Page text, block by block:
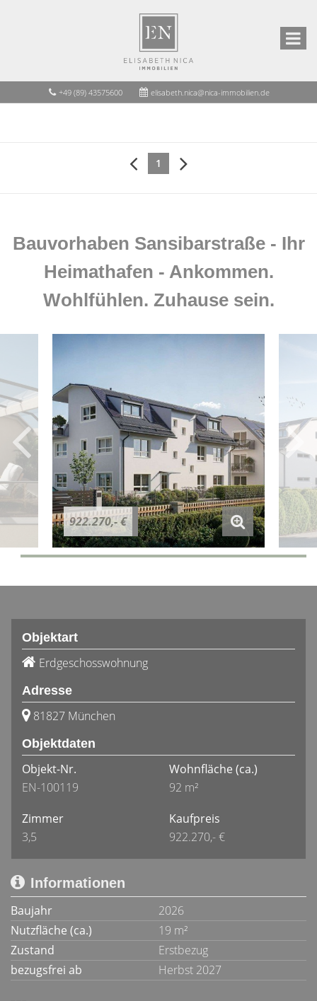
+49 (89) 43575600 elisabeth.nica@nica-immobilien.de
1
Bauvorhaben Sansibarstraße - Ihr
Heimathafen - Ankommen.
Wohlfühlen. Zuhause sein.
922.270,- €
Objektart
Erdgeschosswohnung
Adresse
81827 München
Objektdaten
Objekt-Nr.
EN-100119
Wohnfläche (ca.)
92 m²
Zimmer
3,5
Kaufpreis
922.270,- €
Informationen
Baujahr
2026
Nutzfläche (ca.)
19 m²
Zustand
Erstbezug
bezugsfrei ab
Herbst 2027